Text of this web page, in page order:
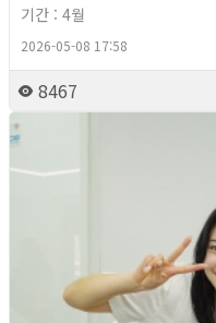
기간 : 4월
2026-05-08 17:58
8467